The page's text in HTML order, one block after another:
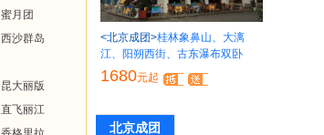
蜜月团
西沙群岛
昆大丽版
直飞丽江
<北京成团>桂林象鼻山、大漓
江、阳朔西街、古东瀑布双卧
1680元起
北京成团